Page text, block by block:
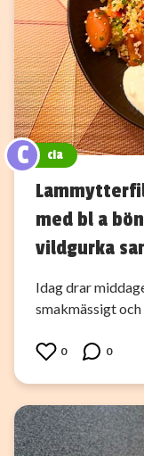
C cia
med bl a
vildgurka
Idag drar
smakmässigt
0 0